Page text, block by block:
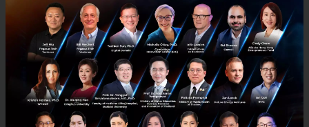
“ในปี 2562 นี้เอ็น-สแควร์ อีคอมเมิร์ซตั้งเป้ายอดขายรวม
ที่ 1,400 ล้านบาทซึ่งเราก็เดินมาได้ตามแผน และคาดหวัง
การเติบโตอย่างยั่งยืน และสร้างผลกำไรระยะยาว ด้วย
นวัตกรรมและการพัฒนาบุคลากร พร้อมที่จะเป็นผู้นำด้าน
การจัดจำหน่าย และบริหารช่องการขาย E-Commerce